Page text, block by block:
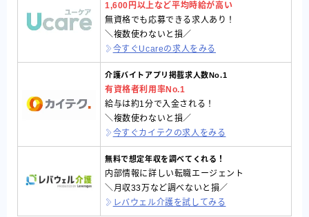
1,600円以上など平均時給が高い
無資格でも応募できる求人あり！
＼複数使わないと損／
今すぐUcareの求人をみる
介護バイトアプリ掲載求人数No.1
有資格者利用率No.1
給与は約1分で入金される！
＼複数使わないと損／
今すぐカイテクの求人をみる
無料で想定年収を調べてくれる ！
内部情報に詳しい転職エージェント
＼月収33万など調べないと損／
レバウェル介護を試してみる